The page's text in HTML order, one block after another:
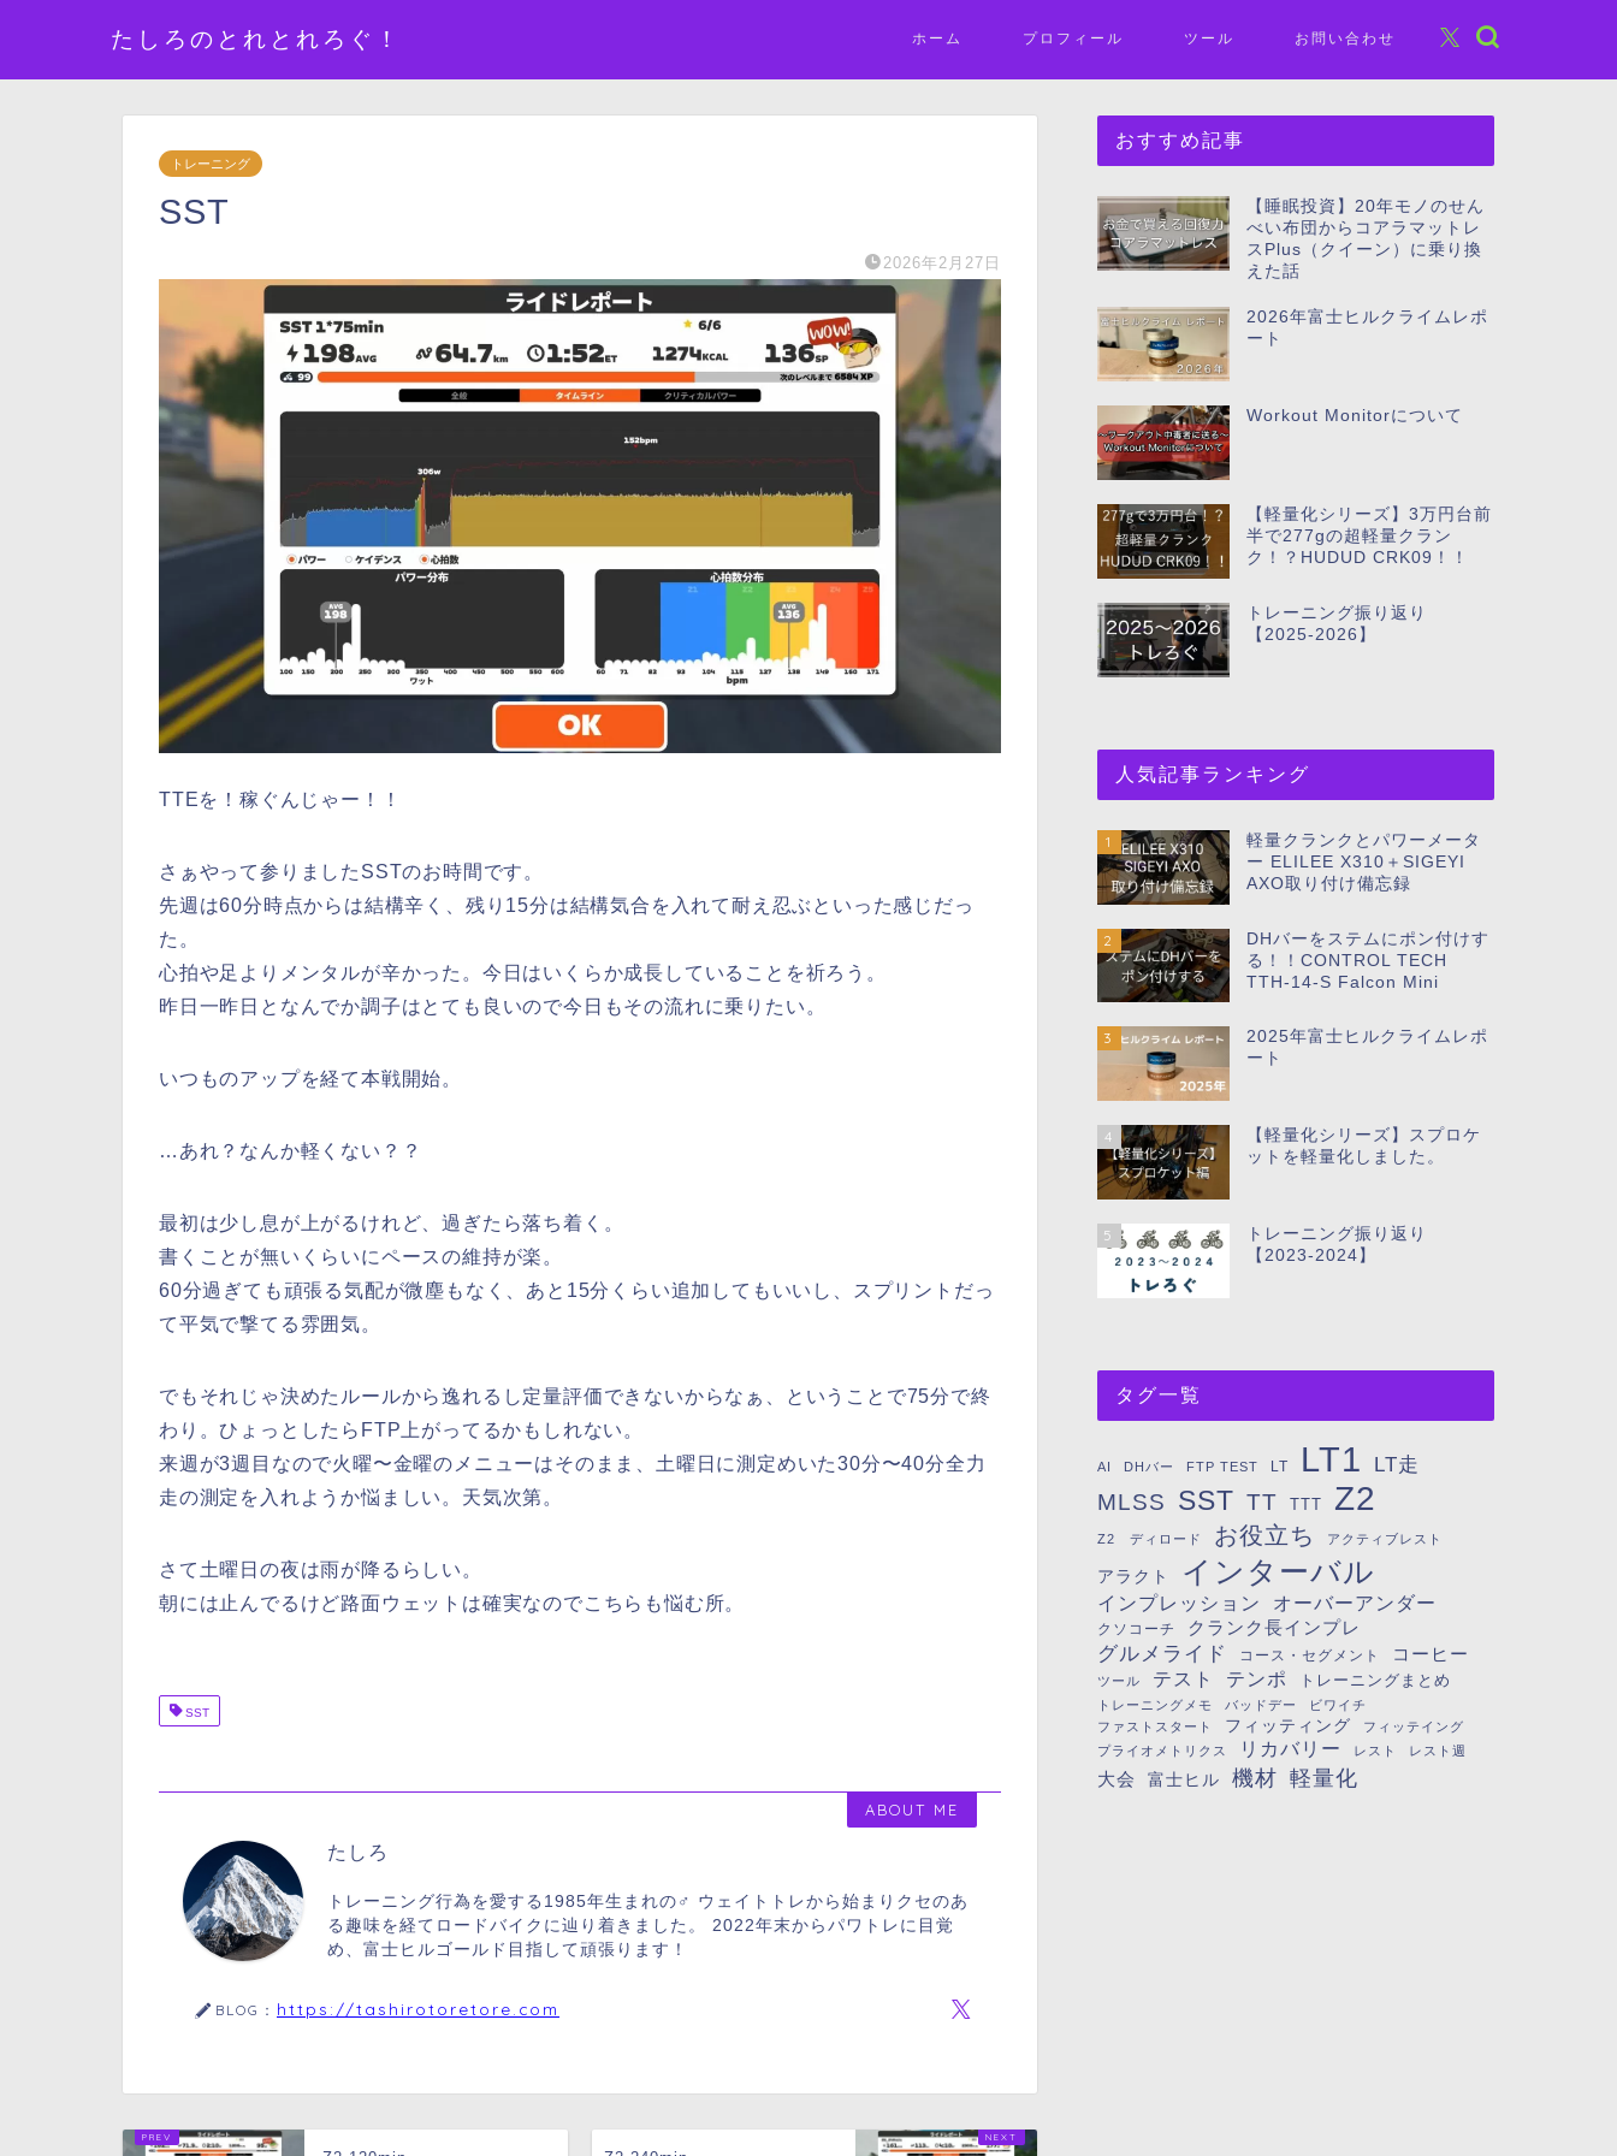
たしろのとれとれろぐ！ ホーム プロフィール ツール お問い合わせ
トレーニング
SST
2026年2月27日
TTEを！稼ぐんじゃー！！
さぁやって参りましたSSTのお時間です。
先週は60分時点からは結構辛く、残り15分は結構気合を入れて耐え忍ぶといった感じだっ
た。
心拍や足よりメンタルが辛かった。今日はいくらか成長していることを祈ろう。
昨日一昨日となんでか調子はとても良いので今日もその流れに乗りたい。
いつものアップを経て本戦開始。
…あれ？なんか軽くない？？
最初は少し息が上がるけれど、過ぎたら落ち着く。
書くことが無いくらいにペースの維持が楽。
60分過ぎても頑張る気配が微塵もなく、あと15分くらい追加してもいいし、スプリントだっ
て平気で撃てる雰囲気。
でもそれじゃ決めたルールから逸れるし定量評価できないからなぁ、ということで75分で終
わり。ひょっとしたらFTP上がってるかもしれない。
来週が3週目なので火曜〜金曜のメニューはそのまま、土曜日に測定めいた30分〜40分全力
走の測定を入れようか悩ましい。天気次第。
さて土曜日の夜は雨が降るらしい。
朝には止んでるけど路面ウェットは確実なのでこちらも悩む所。
SST
ABOUT ME
たしろ
トレーニング行為を愛する1985年生まれの♂ ウェイトトレから始まりクセのあ
る趣味を経てロードバイクに辿り着きました。 2022年末からパワトレに目覚
め、富士ヒルゴールド目指して頑張ります！
BLOG： https://tashirotoretore.com
おすすめ記事
【睡眠投資】20年モノのせん
べい布団からコアラマットレ
スPlus（クイーン）に乗り換
えた話
2026年富士ヒルクライムレポ
ート
Workout Monitorについて
【軽量化シリーズ】3万円台前
半で277gの超軽量クラン
ク！？HUDUD CRK09！！
トレーニング振り返り
【2025-2026】
人気記事ランキング
1
軽量クランクとパワーメータ
ー ELILEE X310＋SIGEYI
AXO取り付け備忘録
2
DHバーをステムにポン付けす
る！！CONTROL TECH
TTH-14-S Falcon Mini
3
2025年富士ヒルクライムレポ
ート
4
【軽量化シリーズ】スプロケ
ットを軽量化しました。
5
トレーニング振り返り
【2023-2024】
タグ一覧
AI DHバー FTP TEST LT LT1 LT走
MLSS SST TT TTT Z2
Z2 ディロード お役立ち アクティブレスト
アラクト インターバル
インプレッション オーバーアンダー
クソコーチ クランク長インプレ
グルメライド コース・セグメント コーヒー
ツール テスト テンポ トレーニングまとめ
トレーニングメモ バッドデー
ビワイチ
ファストスタート
フィッティング
フィッテイング
プライオメトリクス
リカバリー レスト レスト週
大会 富士ヒル 機材 軽量化